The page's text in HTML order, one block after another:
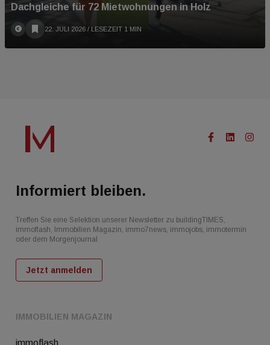
Dachgleiche für 72 Mietwohnungen in Holz
22. JULI 2026 / LESEZEIT 1 MIN
IMMOBILIEN MAGAZIN
immoflash
Informiert bleiben.
Treffen Sie eine Selektion unserer Newsletter zu buildingTIMES,
immoflash, Immobilien Magazin, immo7news, immojobs, immotermin
oder dem Morgenjournal
Jetzt anmelden